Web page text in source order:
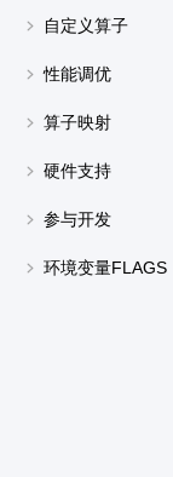
自定义算子
性能调优
算子映射
硬件支持
参与开发
环境变量FLAGS